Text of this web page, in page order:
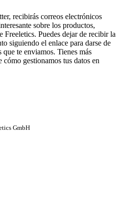
recibirás correos electrónicos
sobre los productos,
Freeletics. Puedes dejar de recibir la
siguiendo el enlace para darse de
te enviamos. Tienes más
gestionamos tus datos en
GmbH